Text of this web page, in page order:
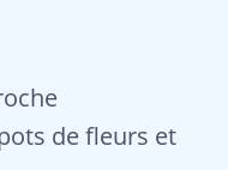
de fleurs et